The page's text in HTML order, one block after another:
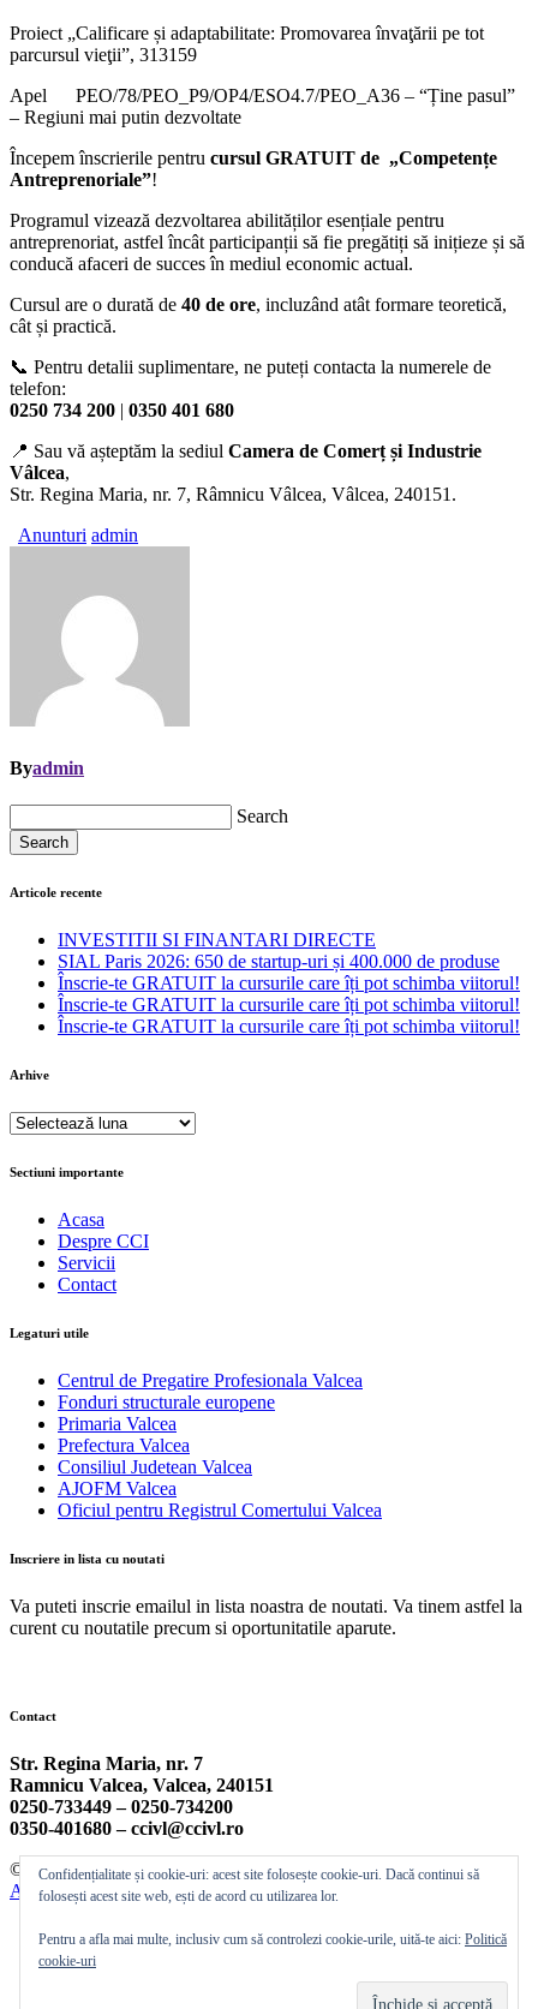
Proiect „Calificare și adaptabilitate: Promovarea învaţării pe tot
parcursul vieţii”, 313159
Apel PEO/78/PEO_P9/OP4/ESO4.7/PEO_A36 – “Ține pasul”
– Regiuni mai putin dezvoltate
Începem înscrierile pentru cursul GRATUIT de „Competențe
Antreprenoriale”!
Programul vizează dezvoltarea abilităților esențiale pentru
antreprenoriat, astfel încât participanții să fie pregătiți să inițieze și să
conducă afaceri de succes în mediul economic actual.
Cursul are o durată de 40 de ore, incluzând atât formare teoretică,
cât și practică.
📞 Pentru detalii suplimentare, ne puteți contacta la numerele de
telefon:
0250 734 200 | 0350 401 680
📍 Sau vă așteptăm la sediul Camera de Comerț și Industrie
Vâlcea,
Str. Regina Maria, nr. 7, Râmnicu Vâlcea, Vâlcea, 240151.
Anunturi admin
Byadmin
Search
Search
Articole recente
INVESTITII SI FINANTARI DIRECTE
SIAL Paris 2026: 650 de startup-uri și 400.000 de produse
Înscrie-te GRATUIT la cursurile care îți pot schimba viitorul!
Înscrie-te GRATUIT la cursurile care îți pot schimba viitorul!
Înscrie-te GRATUIT la cursurile care îți pot schimba viitorul!
Arhive
Arhive
Sectiuni importante
Acasa
Despre CCI
Servicii
Contact
Legaturi utile
Centrul de Pregatire Profesionala Valcea
Fonduri structurale europene
Primaria Valcea
Prefectura Valcea
Consiliul Judetean Valcea
AJOFM Valcea
Oficiul pentru Registrul Comertului Valcea
Inscriere in lista cu noutati
Va puteti inscrie emailul in lista noastra de noutati. Va tinem astfel la
curent cu noutatile precum si oportunitatile aparute.
Contact
Str. Regina Maria, nr. 7
Ramnicu Valcea, Valcea, 240151
0250-733449 –0250-734200
0350-401680 –ccivl@ccivl.ro
© 2026 Camera de Comert si Industrie Valcea | Theme byTheme
Ansar
Confidențialitate și cookie-uri: acest site folosește cookie-uri. Dacă continui să
folosești acest site web, ești de acord cu utilizarea lor.
Pentru a afla mai multe, inclusiv cum să controlezi cookie-urile, uită-te aici: Politică
cookie-uri